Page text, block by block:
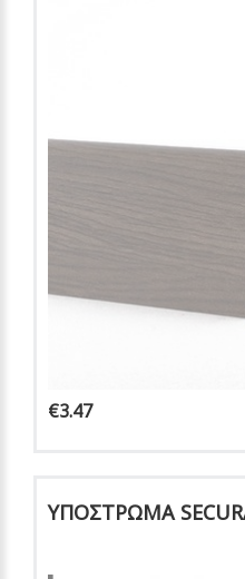
€3.47
ΥΠΟΣΤΡΩΜΑ